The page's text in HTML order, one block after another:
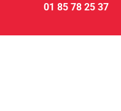
01 85 78 25 37